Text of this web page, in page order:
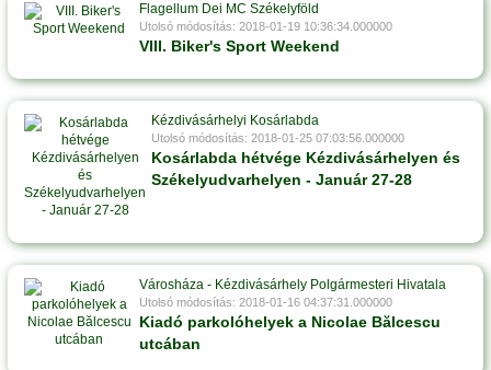
Flagellum Dei MC Székelyföld
Utolsó módosítás: 2018-01-19 10:36:34.000000
VIII. Biker's Sport Weekend
Kézdivásárhelyi Kosárlabda
Utolsó módosítás: 2018-01-25 07:03:56.000000
Kosárlabda hétvége Kézdivásárhelyen és
Székelyudvarhelyen - Január 27-28
Városháza - Kézdivásárhely Polgármesteri Hivatala
Utolsó módosítás: 2018-01-16 04:37:31.000000
Kiadó parkolóhelyek a Nicolae Bălcescu
utcában